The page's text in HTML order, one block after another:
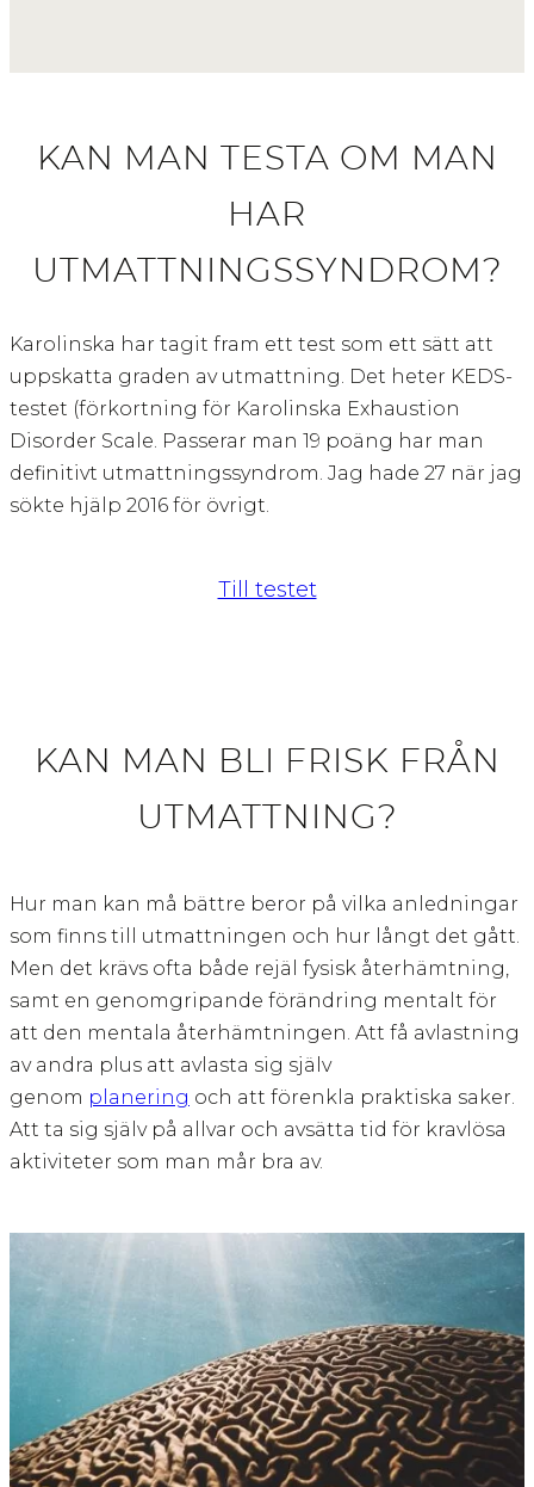
KAN MAN TESTA OM MAN
HAR
UTMATTNINGSSYNDROM?
Karolinska har tagit fram ett test som ett sätt att
uppskatta graden av utmattning. Det heter KEDS-
testet (förkortning för Karolinska Exhaustion
Disorder Scale. Passerar man 19 poäng har man
definitivt utmattningssyndrom. Jag hade 27 när jag
sökte hjälp 2016 för övrigt.
Till testet
KAN MAN BLI FRISK FRÅN
UTMATTNING?
Hur man kan må bättre beror på vilka anledningar
som finns till utmattningen och hur långt det gått.
Men det krävs ofta både rejäl fysisk återhämtning,
samt en genomgripande förändring mentalt för
att den mentala återhämtningen. Att få avlastning
av andra plus att avlasta sig själv
genom planering och att förenkla praktiska saker.
Att ta sig själv på allvar och avsätta tid för kravlösa
aktiviteter som man mår bra av.